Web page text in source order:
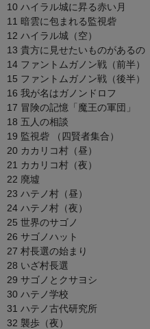
10 ハイラル城に昇る赤い月
11 暗雲に包まれる監視砦
12 ハイラル城（空）
13 貴方に見せたいものがあるの
14 ファントムガノン戦（前半）
15 ファントムガノン戦（後半）
16 我が名はガノンドロフ
17 冒険の記憶「魔王の軍団」
18 五人の相談
19 監視砦 （四賢者集合）
20 カカリコ村（昼）
21 カカリコ村（夜）
22 廃墟
23 ハテノ村（昼）
24 ハテノ村（夜）
25 世界のサゴノ
26 サゴノハット
27 村長選の始まり
28 いざ村長選
29 サゴノとクサヨシ
30 ハテノ学校
31 ハテノ古代研究所
32 襲歩（夜）